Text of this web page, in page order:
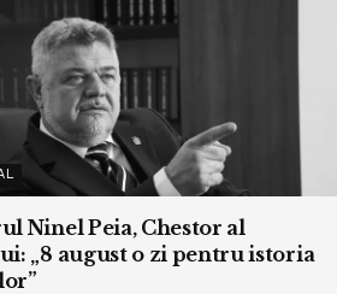
Ninel Peia, Chestor al
„8 august o zi pentru istoria